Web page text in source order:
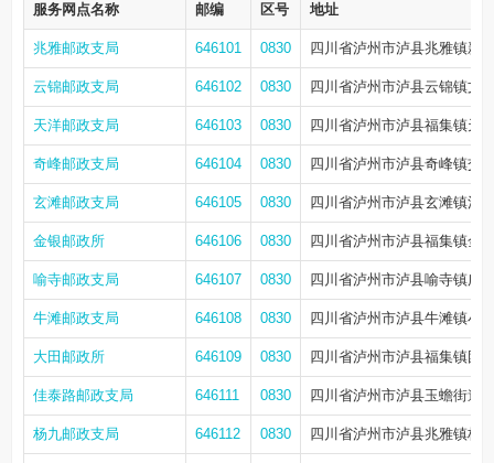
服务网点名称 邮编 区号 地址
兆雅邮政支局 646101 0830 四川省泸州市泸县兆雅镇新
云锦邮政支局 646102 0830 四川省泸州市泸县云锦镇文
天洋邮政支局 646103 0830 四川省泸州市泸县福集镇天
奇峰邮政支局 646104 0830 四川省泸州市泸县奇峰镇交
玄滩邮政支局 646105 0830 四川省泸州市泸县玄滩镇泸
金银邮政所 646106 0830 四川省泸州市泸县福集镇金
喻寺邮政支局 646107 0830 四川省泸州市泸县喻寺镇广
牛滩邮政支局 646108 0830 四川省泸州市泸县牛滩镇小
大田邮政所 646109 0830 四川省泸州市泸县福集镇团
佳泰路邮政支局 646111 0830 四川省泸州市泸县玉蟾街道
杨九邮政支局 646112 0830 四川省泸州市泸县兆雅镇杨